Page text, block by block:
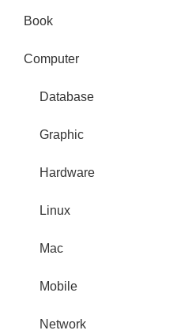
Book
Computer
Database
Graphic
Hardware
Linux
Mac
Mobile
Network